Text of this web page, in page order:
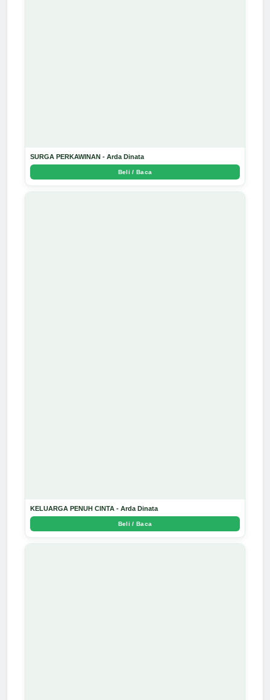
SURGA PERKAWINAN - Arda Dinata
Beli / Baca
KELUARGA PENUH CINTA - Arda Dinata
Beli / Baca